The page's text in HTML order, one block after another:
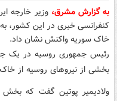
به گزارش مشرق، وزیر خارجه
کنفرانسی خبری در این کشور،
خاک سوریه واکنش نشان داد.
رئیس جمهوری روسیه در یک
بخشی از نیروهای روسیه از
ولادیمیر پوتین گفت که بخش